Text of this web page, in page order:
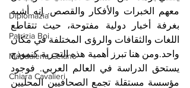
Diplomazia
Patrizia Boi
Maddalena Celano
Chiara Cavalieri
معهم الخبرات والأفكار والقصص. إنه أشبه
اللغات والثقافات والرؤى المختلفة في مكان
واحد.ومن هنا تبرز أهمية هذه التجربة كنموذج
مؤسسة مستقلة تجمع الصحافيين المحليين